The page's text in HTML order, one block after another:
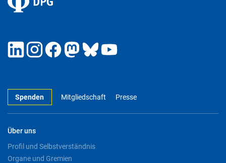
Spenden Mitgliedschaft Presse
Über uns
Profil und Selbstverständnis
Organe und Gremien